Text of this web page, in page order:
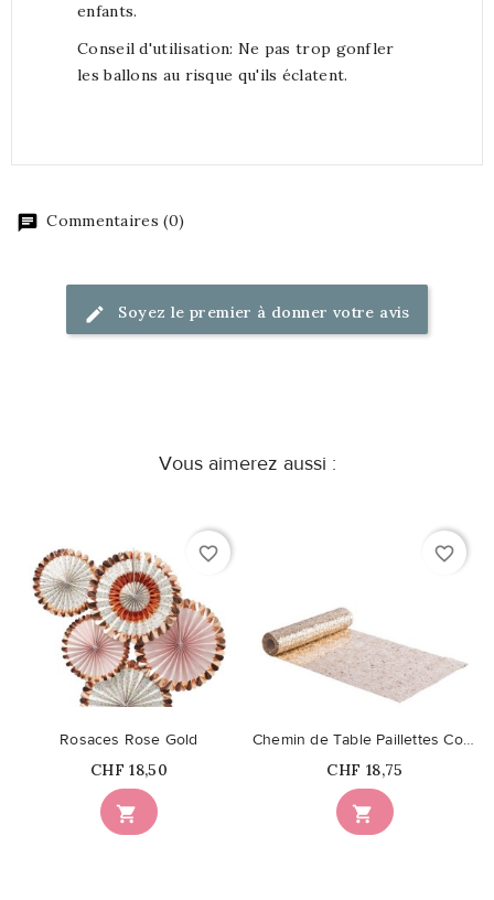
enfants.
Conseil d'utilisation: Ne pas trop gonfler
les ballons au risque qu'ils éclatent.
Commentaires (0)
Soyez le premier à donner votre avis
Vous aimerez aussi :
favorite_border

Rosaces Rose Gold
Prix
CHF 18,50
favorite_border

Chemin de Table Paillettes Coquettes Champagne
Prix
CHF 18,75